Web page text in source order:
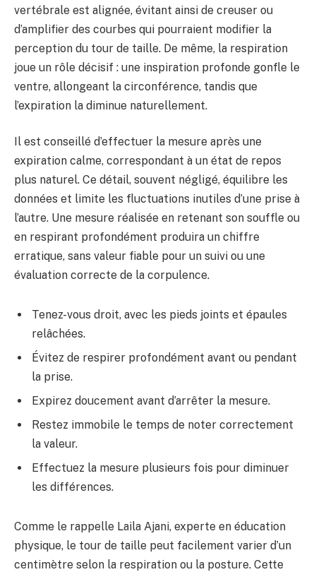
vertébrale est alignée, évitant ainsi de creuser ou
d’amplifier des courbes qui pourraient modifier la
perception du tour de taille. De même, la respiration
joue un rôle décisif : une inspiration profonde gonfle le
ventre, allongeant la circonférence, tandis que
l’expiration la diminue naturellement.
Il est conseillé d’effectuer la mesure après une
expiration calme, correspondant à un état de repos
plus naturel. Ce détail, souvent négligé, équilibre les
données et limite les fluctuations inutiles d’une prise à
l’autre. Une mesure réalisée en retenant son souffle ou
en respirant profondément produira un chiffre
erratique, sans valeur fiable pour un suivi ou une
évaluation correcte de la corpulence.
Tenez-vous droit, avec les pieds joints et épaules
relâchées.
Évitez de respirer profondément avant ou pendant
la prise.
Expirez doucement avant d’arrêter la mesure.
Restez immobile le temps de noter correctement
la valeur.
Effectuez la mesure plusieurs fois pour diminuer
les différences.
Comme le rappelle Laila Ajani, experte en éducation
physique, le tour de taille peut facilement varier d’un
centimètre selon la respiration ou la posture. Cette